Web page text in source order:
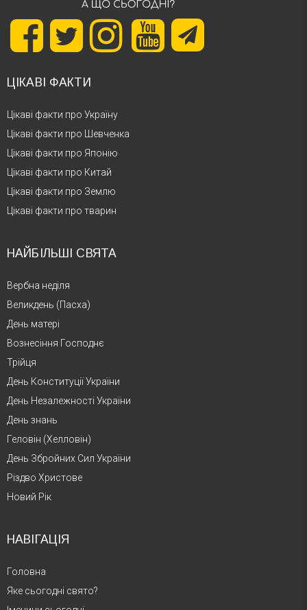
ЦІКАВІ ФАКТИ
Цікаві факти про Україну
Цікаві факти про Шевченка
Цікаві факти про Японію
Цікаві факти про Китай
Цікаві факти про Землю
Цікаві факти про тварин
НАЙБІЛЬШІ СВЯТА
Вербна неділя
Великдень (Пасха)
День матері
Вознесіння Господнє
Трійця
День Конституції України
День Незалежності України
День знань
Геловін (Хелловін)
День Збройних Сил України
Різдво Христове
Новий Рік
НАВІГАЦІЯ
Головна
Яке сьогодні свято?